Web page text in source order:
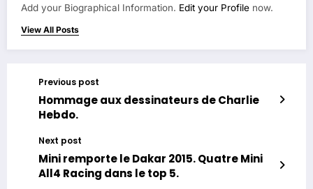
Add your Biographical Information. Edit your Profile now.
View All Posts
Previous post
Hommage aux dessinateurs de Charlie
Hebdo.
Next post
Mini remporte le Dakar 2015. Quatre Mini
All4 Racing dans le top 5.